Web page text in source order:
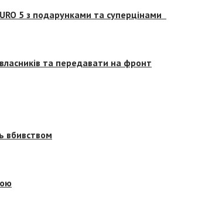
5 з подарунками та суперцінами
та передавати на фронт
вбивством